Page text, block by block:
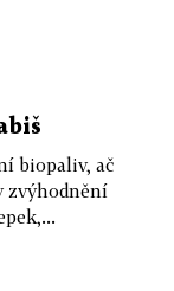
biopaliv, ač
zvýhodnění